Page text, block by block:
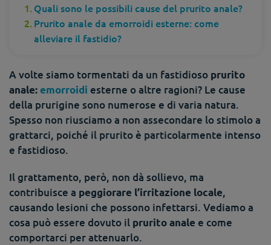
Quali sono le possibili cause del prurito anale?
Prurito anale da emorroidi esterne: come
alleviare il fastidio?
A volte siamo tormentati da un fastidioso prurito
anale:emorroidi esterne o altre ragioni? Le cause
della prurigine sono numerose e di varia natura.
Spesso non riusciamo a non assecondare lo stimolo a
grattarci, poiché il prurito è particolarmente intenso
e fastidioso.
Il grattamento, però, non dà sollievo, ma
contribuisce a peggiorare l’irritazione locale,
causando lesioni che possono infettarsi. Vediamo a
cosa può essere dovuto il prurito anale e come
comportarci per attenuarlo.